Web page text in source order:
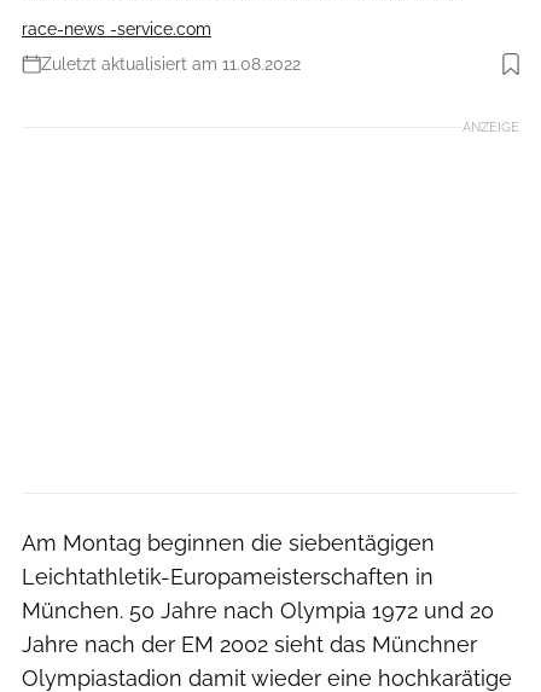
race-news -service.com
Zuletzt aktualisiert am 11.08.2022
Foto: Getty Images / European Championships
ANZEIGE
Am Montag beginnen die siebentägigen
Leichtathletik-Europameisterschaften in
München. 50 Jahre nach Olympia 1972 und 20
Jahre nach der EM 2002 sieht das Münchner
Olympiastadion damit wieder eine hochkarätige